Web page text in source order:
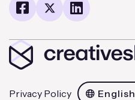
Privacy Policy English